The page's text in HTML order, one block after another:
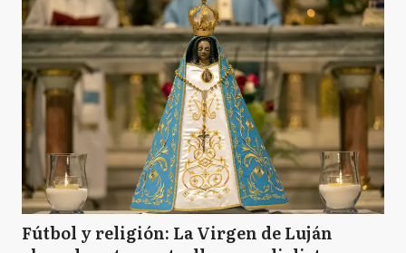
Fútbol y religión: La Virgen de Luján